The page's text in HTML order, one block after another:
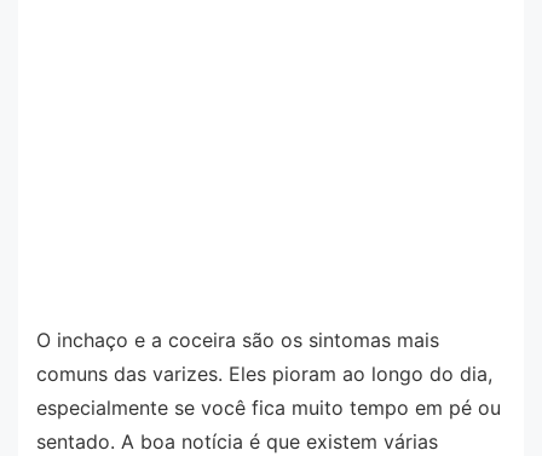
O inchaço e a coceira são os sintomas mais
comuns das varizes. Eles pioram ao longo do dia,
especialmente se você fica muito tempo em pé ou
sentado. A boa notícia é que existem várias